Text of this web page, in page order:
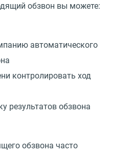
обзвон вы можете:
автоматического
контролировать ход
результатов обзвона
обзвона часто